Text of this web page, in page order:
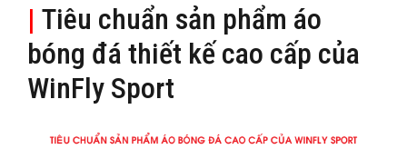
| Tiêu chuẩn sản phẩm áo
bóng đá thiết kế cao cấp của
WinFly Sport